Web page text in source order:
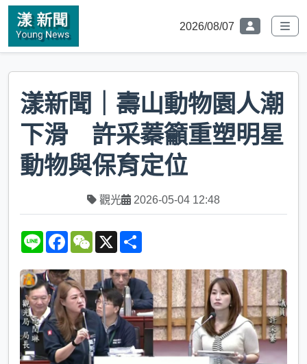
2026/08/07
漾新聞｜壽山動物園人潮
下滑 許采蓁籲重塑明星
動物與保育定位
觀光 2026-05-04 12:48
L
e
F
e
b
o
o
k
W
h
a
t
X
r
e